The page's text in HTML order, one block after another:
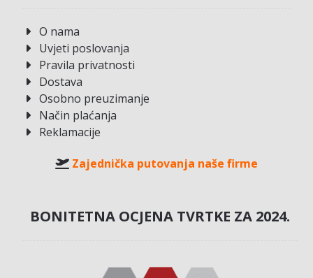
O nama
Uvjeti poslovanja
Pravila privatnosti
Dostava
Osobno preuzimanje
Način plaćanja
Reklamacije
Zajednička putovanja naše firme
BONITETNA OCJENA TVRTKE ZA 2024.